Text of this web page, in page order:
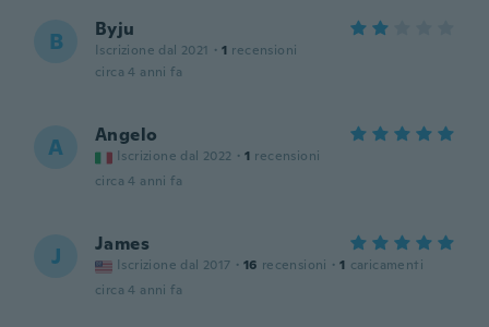
B Byju
Iscrizione dal 2021 · 1 recensioni
circa 4 anni fa
A Angelo
Iscrizione dal 2022 · 1 recensioni
circa 4 anni fa
J James
Iscrizione dal 2017 · 16 recensioni · 1 caricamenti
circa 4 anni fa